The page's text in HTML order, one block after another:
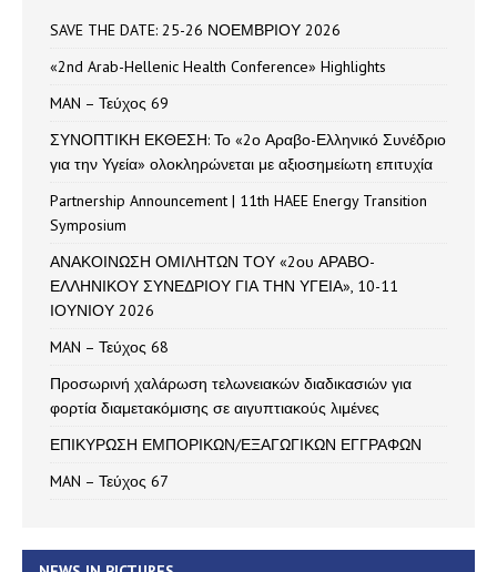
SAVE THE DATE: 25-26 ΝΟΕΜΒΡΙΟΥ 2026
«2nd Arab-Hellenic Health Conference» Highlights
MAN – Τεύχος 69
ΣΥΝΟΠΤΙΚΗ ΕΚΘΕΣΗ: Το «2ο Αραβο-Ελληνικό Συνέδριο
για την Υγεία» ολοκληρώνεται με αξιοσημείωτη επιτυχία
Partnership Announcement | 11th HAEE Energy Transition
Symposium
ΑΝΑΚΟΙΝΩΣΗ ΟΜΙΛΗΤΩΝ ΤΟΥ «2ου ΑΡΑΒΟ-
ΕΛΛΗΝΙΚΟΥ ΣΥΝΕΔΡΙΟΥ ΓΙΑ ΤΗΝ ΥΓΕΙΑ», 10-11
ΙΟΥΝΙΟΥ 2026
MAN – Τεύχος 68
Προσωρινή χαλάρωση τελωνειακών διαδικασιών για
φορτία διαμετακόμισης σε αιγυπτιακούς λιμένες
ΕΠΙΚΥΡΩΣΗ ΕΜΠΟΡΙΚΩΝ/ΕΞΑΓΩΓΙΚΩΝ ΕΓΓΡΑΦΩΝ
MAN – Τεύχος 67